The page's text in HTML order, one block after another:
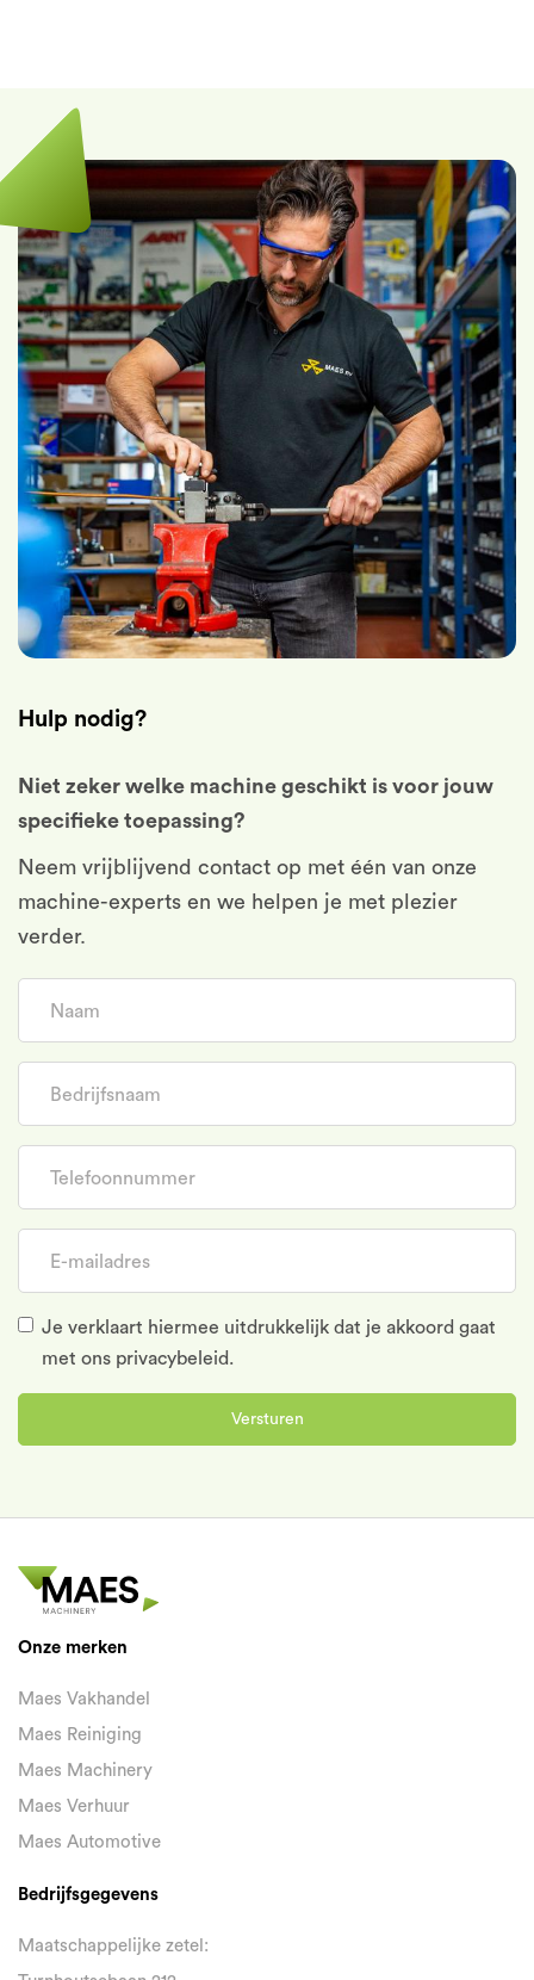
Hulp nodig?
Niet zeker welke machine geschikt is voor jouw
specifieke toepassing?
Neem vrijblijvend contact op met één van onze
machine-experts en we helpen je met plezier
verder.
Naam
Bedrijfsnaam
Telefoonnummer
E-mailadres
Je verklaart hiermee uitdrukkelijk dat je akkoord gaat
met ons privacybeleid.
Versturen
Onze merken
Maes Vakhandel
Maes Reiniging
Maes Machinery
Maes Verhuur
Maes Automotive
Bedrijfsgegevens
Maatschappelijke zetel: